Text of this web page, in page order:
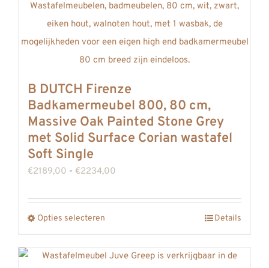
de
productpagina
B DUTCH Firenze
Badkamermeubel 800, 80 cm,
Massive Oak Painted Stone Grey
met Solid Surface Corian wastafel
Soft Single
€2189,00 - €2234,00
tot
Opties selecteren
heeft
Details